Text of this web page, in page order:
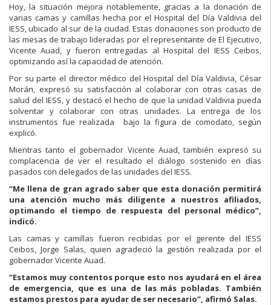
Hoy, la situación mejora notablemente, gracias a la donación de
varias camas y camillas hecha por el Hospital del Día Valdivia del
IESS, ubicado al sur de la ciudad. Estas donaciones son producto de
las mesas de trabajo lideradas por el representante de El Ejecutivo,
Vicente Auad, y fueron entregadas al Hospital del IESS Ceibos,
optimizando así la capacidad de atención.
Por su parte el director médico del Hospital del Día Valdivia, César
Morán, expresó su satisfacción al colaborar con otras casas de
salud del IESS, y destacó el hecho de que la unidad Valdivia pueda
solventar y colaborar con otras unidades. La entrega de los
instrumentos fue realizada bajo la figura de comodato, según
explicó.
Mientras tanto el gobernador Vicente Auad, también expresó su
complacencia de ver el resultado el diálogo sostenido en días
pasados con delegados de las unidades del IESS.
“Me llena de gran agrado saber que esta donación permitirá
una atención mucho más diligente a nuestros afiliados,
optimando el tiempo de respuesta del personal médico”,
indicó.
Las camas y camillas fueron recibidas por el gerente del IESS
Ceibos, Jorge Salas, quien agradeció la gestión realizada por el
gobernador Vicente Auad.
“Estamos muy contentos porque esto nos ayudará en el área
de emergencia, que es una de las más pobladas. También
estamos prestos para ayudar de ser necesario”, afirmó Salas.